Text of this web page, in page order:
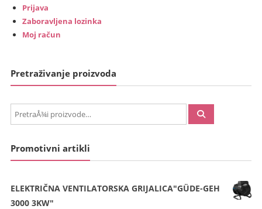
Prijava
Zaboravljena lozinka
Moj račun
Pretraživanje proizvoda
PretraÅ¾i:
Promotivni artikli
ELEKTRIČNA VENTILATORSKA GRIJALICA"GÜDE-GEH
3000 3KW"